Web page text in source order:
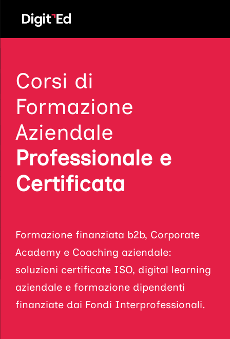
Corsi di
Formazione
Aziendale
Professionale e
Certificata
Formazione finanziata b2b, Corporate
Academy e Coaching aziendale:
soluzioni certificate ISO, digital learning
aziendale e formazione dipendenti
finanziate dai Fondi Interprofessionali.